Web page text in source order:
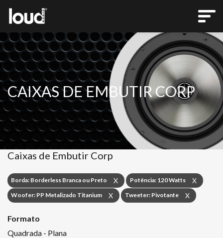
CAIXAS DE EMBUTIR CORP
Caixas de Embutir Corp
Borda: Borderless Branca ou Preto X Potência: 120 Watts X
Woofer: PP Metalizado Titanium X Tweeter: Pivotante X
Formato
Quadrada - Plana